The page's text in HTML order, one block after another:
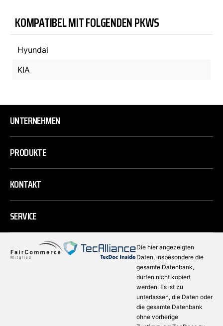
KOMPATIBEL MIT FOLGENDEN PKWS
Hyundai
KIA
UNTERNEHMEN
PRODUKTE
KONTAKT
SERVICE
Die hier angezeigten
Daten, insbesondere die
gesamte Datenbank,
dürfen nicht kopiert
werden. Es ist zu
unterlassen, die Daten oder
die gesamte Datenbank
ohne vorherige